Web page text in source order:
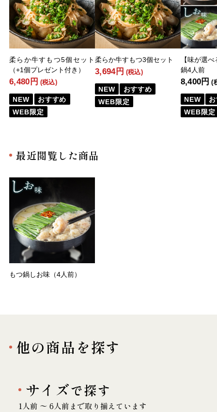
柔らか牛すもつ5個セット
（+1個プレゼント付き）
6,480円 (税込)
NEW
おすすめ
WEB限定
柔らか牛すもつ3個セット
3,694円 (税込)
NEW
おすすめ
WEB限定
【味が選
鍋4人前
8,400円 (
NEW
WEB限定
最近閲覧した商品
もつ鍋しお味（4人前）
他の商品を探す
サイズで探す
1人前 〜 6人前まで取り揃えています